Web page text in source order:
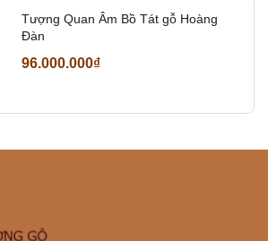
Tượng Quan Âm Bồ Tát gỗ Hoàng
Đàn
96.000.000₫